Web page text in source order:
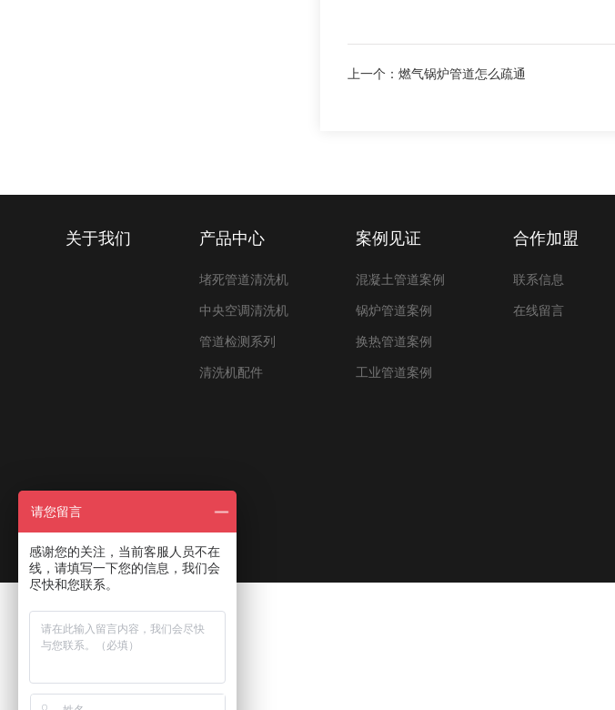
上一个： 燃气锅炉管道怎么疏通
关于我们 产品中心
堵死管道清洗机
中央空调清洗机
管道检测系列
清洗机配件
案例见证
混凝土管道案例
锅炉管道案例
换热管道案例
工业管道案例
合作加盟
联系信息
在线留言
请您留言
感谢您的关注，当前客服人员不在
线，请填写一下您的信息，我们会
尽快和您联系。